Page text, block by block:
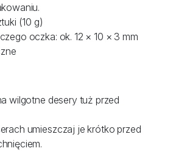
(10 g)
oczka: ok. 12 × 10 × 3 mm
wilgotne desery tuż przed
umieszczaj je krótko przed